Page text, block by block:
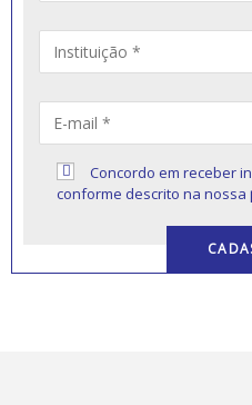
Concordo em receber
conforme descrito na nossa